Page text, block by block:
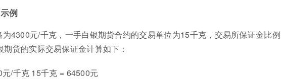
例
4300元/千克，一手白银期货合约的交易单位为15千克，交易所保证金比例
货的实际交易保证金计算如下：
/千克 15千克 = 64500元